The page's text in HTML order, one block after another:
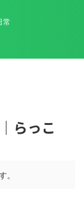
常
らっこ
。